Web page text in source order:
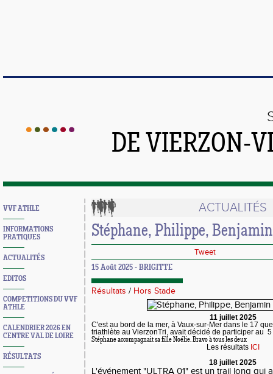
DE VIERZON-
VVF ATHLE
INFORMATIONS
PRATIQUES
ACTUALITÉS
EDITOS
COMPETITIONS DU VVF
ATHLE
CALENDRIER 2026 EN
CENTRE VAL DE LOIRE
RÉSULTATS
ACTUALITÉS
Stéphane, Philippe,
Tweet
15 Août 2025 - BRIGITTE
Résultats / Hors Stade
11 juillet 2025
C'est au bord de la mer, à Vaux-sur-Mer dans le 17 que
triathlète au VierzonTri, avait décidé de participer au
Stéphane accompagnait sa fille Noélie. Bravo à tous les deux
Les résultats ICI
18 juillet 2025
L'événement "ULTRA 01" est un trail long qui